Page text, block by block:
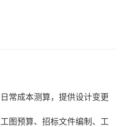
常成本测算，提供设计变更
图预算、招标文件编制、工